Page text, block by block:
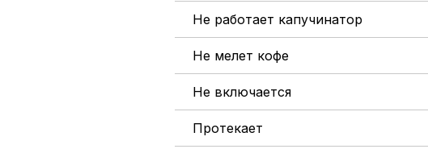
Не работает капучинатор
Не мелет кофе
Не включается
Протекает